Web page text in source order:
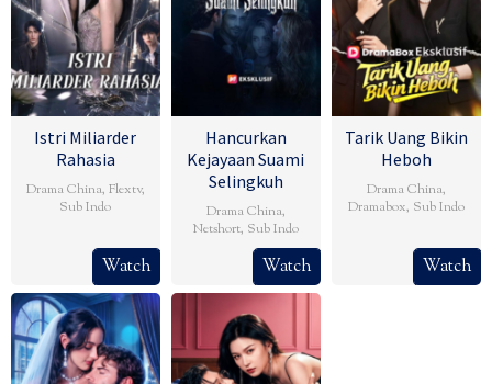
Istri Miliarder
Rahasia
Drama China, Flextv,
Sub Indo
Watch
Hancurkan
Kejayaan Suami
Selingkuh
Drama China,
Netshort, Sub Indo
Watch
Tarik Uang Bikin
Heboh
Drama China,
Dramabox, Sub Indo
Watch